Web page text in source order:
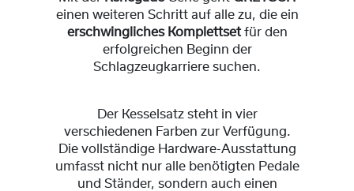
einen weiteren Schritt auf alle zu, die ein
erschwingliches Komplettsetfür den
erfolgreichen Beginn der
Schlagzeugkarriere suchen.
Der Kesselsatz steht in vier
verschiedenen Farben zur Verfügung.
Die vollständige Hardware-Ausstattung
umfasst nicht nur alle benötigten Pedale
und Ständer, sondern auch einen